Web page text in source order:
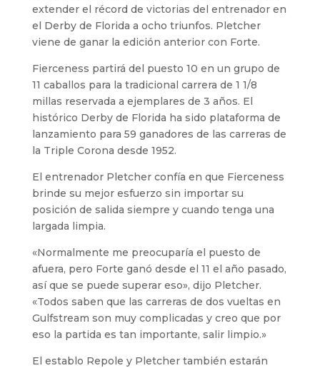
extender el récord de victorias del entrenador en
el Derby de Florida a ocho triunfos. Pletcher
viene de ganar la edición anterior con Forte.
Fierceness partirá del puesto 10 en un grupo de
11 caballos para la tradicional carrera de 1 1/8
millas reservada a ejemplares de 3 años. El
histórico Derby de Florida ha sido plataforma de
lanzamiento para 59 ganadores de las carreras de
la Triple Corona desde 1952.
El entrenador Pletcher confía en que Fierceness
brinde su mejor esfuerzo sin importar su
posición de salida siempre y cuando tenga una
largada limpia.
«Normalmente me preocuparía el puesto de
afuera, pero Forte ganó desde el 11 el año pasado,
así que se puede superar eso», dijo Pletcher.
«Todos saben que las carreras de dos vueltas en
Gulfstream son muy complicadas y creo que por
eso la partida es tan importante, salir limpio.»
El establo Repole y Pletcher también estarán